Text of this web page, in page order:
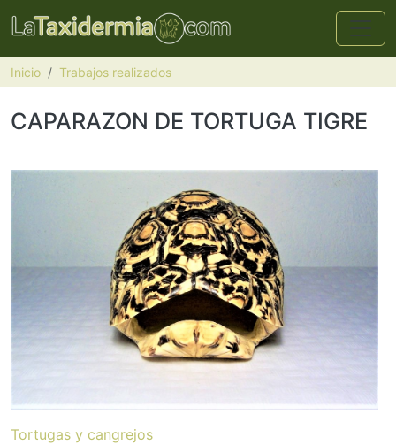
Pasar al contenido principal
Inicio Trabajos realizados
CAPARAZON DE TORTUGA TIGRE
Tortugas y cangrejos